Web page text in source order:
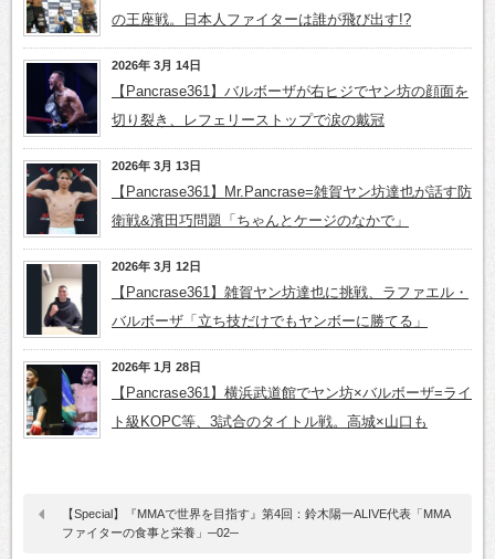
の王座戦。日本人ファイターは誰が飛び出す!?
2026年 3月 14日
【Pancrase361】バルボーザが右ヒジでヤン坊の顔面を
切り裂き、レフェリーストップで涙の戴冠
2026年 3月 13日
【Pancrase361】Mr.Pancrase=雑賀ヤン坊達也が話す防
衛戦&濱田巧問題「ちゃんとケージのなかで」
2026年 3月 12日
【Pancrase361】雑賀ヤン坊達也に挑戦、ラファエル・
バルボーザ「立ち技だけでもヤンボーに勝てる」
2026年 1月 28日
【Pancrase361】横浜武道館でヤン坊×バルボーザ=ライ
ト級KOPC等、3試合のタイトル戦。高城×山口も
【Special】『MMAで世界を目指す』第4回：鈴木陽一ALIVE代表「MMA
ファイターの食事と栄養」─02─